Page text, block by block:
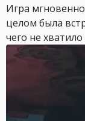
Игра
целом была
чего не